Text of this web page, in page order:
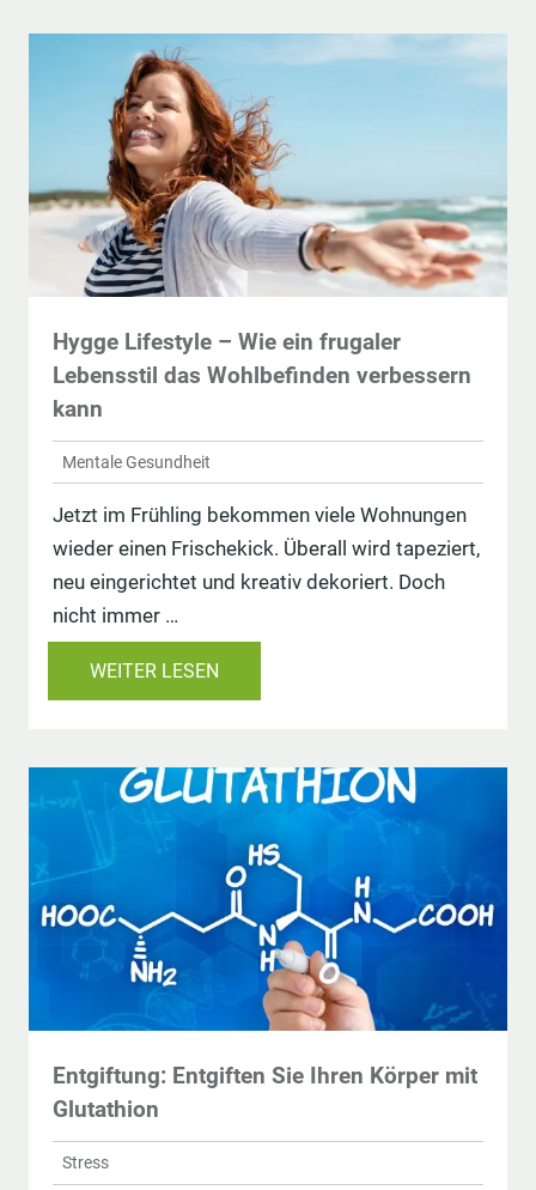
Hygge Lifestyle – Wie ein frugaler
Lebensstil das Wohlbefinden verbessern
kann
Mentale Gesundheit
Jetzt im Frühling bekommen viele Wohnungen
wieder einen Frischekick. Überall wird tapeziert,
neu eingerichtet und kreativ dekoriert. Doch
nicht immer …
WEITER LESEN
Entgiftung: Entgiften Sie Ihren Körper mit
Glutathion
Stress